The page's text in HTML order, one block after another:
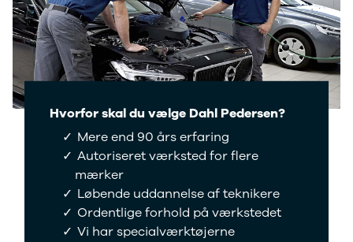
modeller her.
Hvorfor skal du vælge Dahl Pedersen?
Mere end 90 års erfaring
Autoriseret værksted for flere
mærker
Løbende uddannelse af teknikere
Ordentlige forhold på værkstedet
Vi har specialværktøjerne